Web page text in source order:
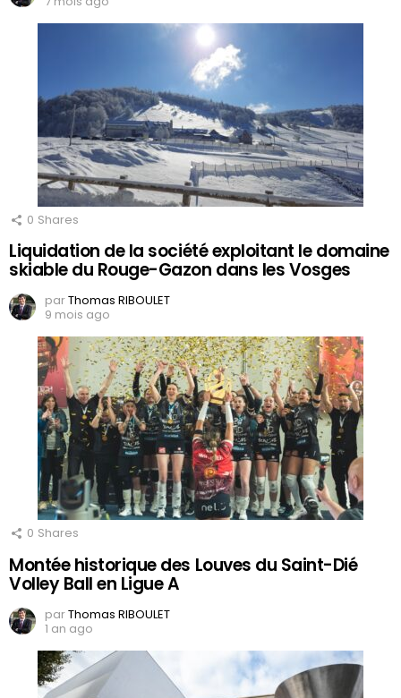
0 Shares
Liquidation de la société exploitant le domaine
skiable du Rouge-Gazon dans les Vosges
parThomas RIBOULET
9 mois ago
0 Shares
Montée historique des Louves du Saint-Dié
Volley Ball en Ligue A
parThomas RIBOULET
1 an ago